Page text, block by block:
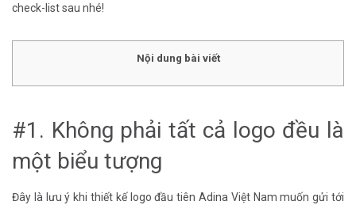
check-list sau nhé!
Nội dung bài viết
#1. Không phải tất cả logo đều là
một biểu tượng
Đây là lưu ý khi thiết kế logo đầu tiên Adina Việt Nam muốn gửi tới